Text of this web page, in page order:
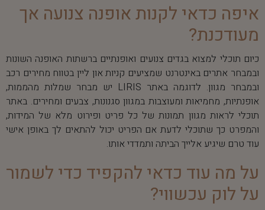
איפה כדאי לקנות אופנה צנועה אך
מעודכנת?
כיום תוכלי למצוא בגדים צנועים ואופנתיים ברשתות האופנה השונות
ובמבחר אתרים באינטרנט שמציעים קניות און ליין בטווח מחירים רכב
ובמבחר מגוון. לדוגמה באתר LIRIS יש מבחר שמלות מהממות,
אופנתיות, מחמיאות ומעוצבות במגוון סגנונות, צבעים ומחירים. באתר
תוכלי לראות מגוון תמונות של כל פריט ופירוט מלא של המידות,
והמפרט כך שתוכלי לדעת אם הפריט יכול להתאים לך באופן אישי
עוד טרם שיגיע אלייך הביתה ותמדדי אותו.
על מה עוד כדאי להקפיד כדי לשמור
על לוק עכשווי?